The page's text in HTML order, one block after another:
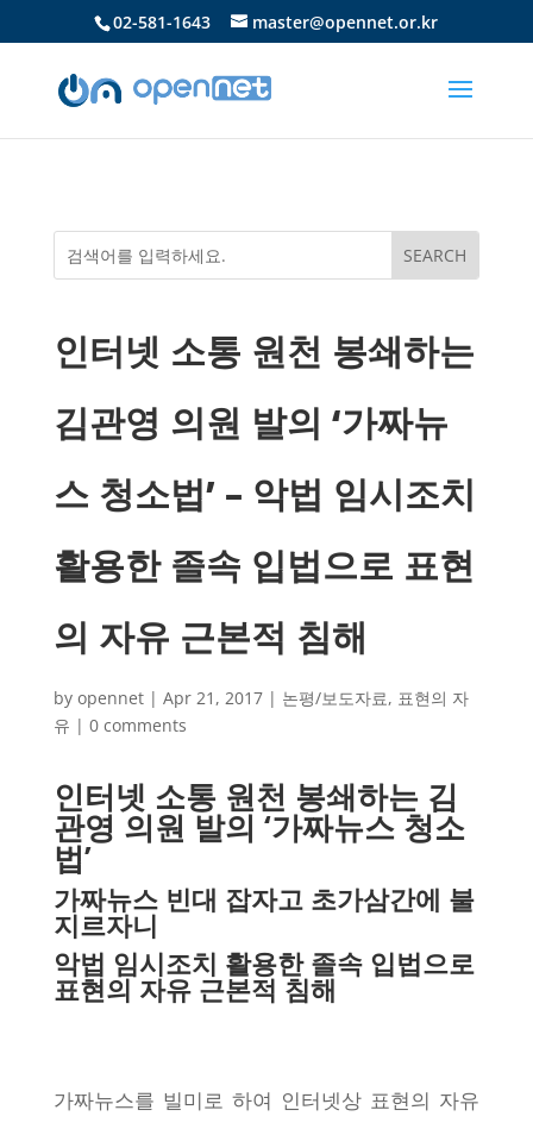
02-581-1643 master@opennet.or.kr
인터넷 소통 원천 봉쇄하는
김관영 의원 발의 ‘가짜뉴
스 청소법’ – 악법 임시조치
활용한 졸속 입법으로 표현
의 자유 근본적 침해
by opennet| Apr 21, 2017| 논평/보도자료, 표현의 자
유 | 0 comments
인터넷 소통 원천 봉쇄하는 김
관영 의원 발의 ‘가짜뉴스 청소
법’
가짜뉴스 빈대 잡자고 초가삼간에 불
지르자니
악법 임시조치 활용한 졸속 입법으로
표현의 자유 근본적 침해
가짜뉴스를 빌미로 하여 인터넷상 표현의 자유